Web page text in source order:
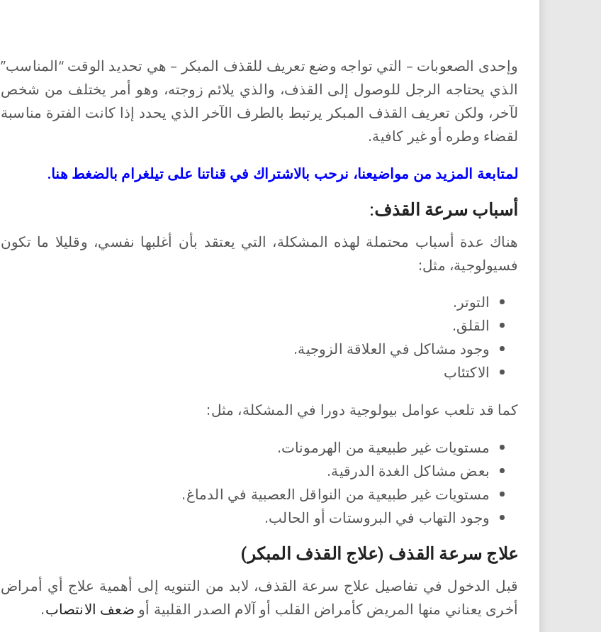
وإحدى الصعوبات – التي تواجه وضع تعريف للقذف المبكر – هي تحديد الوقت “المناسب”
الذي يحتاجه الرجل للوصول إلى القذف، والذي يلائم زوجته، وهو أمر يختلف من شخص
لآخر، ولكن تعريف القذف المبكر يرتبط بالطرف الآخر الذي يحدد إذا كانت الفترة مناسبة
لقضاء وطره أو غير كافية.
لمتابعة المزيد من مواضيعنا، نرحب بالاشتراك في قناتنا على تيلغرام بالضغط هنا.
أسباب سرعة القذف:
هناك عدة أسباب محتملة لهذه المشكلة، التي يعتقد بأن أغلبها نفسي، وقليلا ما تكون
فسيولوجية، مثل:
التوتر.
القلق.
وجود مشاكل في العلاقة الزوجية.
الاكتئاب
كما قد تلعب عوامل بيولوجية دورا في المشكلة، مثل:
مستويات غير طبيعية من الهرمونات.
بعض مشاكل الغدة الدرقية.
مستويات غير طبيعية من النواقل العصبية في الدماغ.
وجود التهاب في البروستات أو الحالب.
علاج سرعة القذف (علاج القذف المبكر)
قبل الدخول في تفاصيل علاج سرعة القذف، لابد من التنويه إلى أهمية علاج أي أمراض
أخرى يعناني منها المريض كأمراض القلب أو آلام الصدر القلبية أو ضعف الانتصاب.